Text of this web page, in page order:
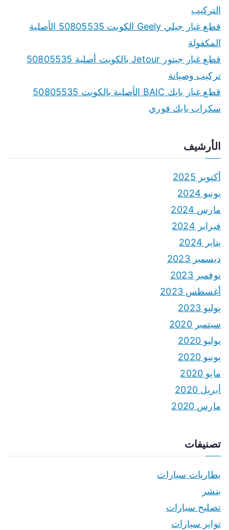
التركيب
قطع غيار جيلي Geely الكويت 50805535 الأصلية
المكفولة
قطع غيار جيتور Jetour بالكويت أصلية 50805535
تركيب وصيانة
قطع غيار بايك BAIC الأصلية بالكويت 50805535
سكراب بايك فوري
الأرشيف
أكتوبر 2025
يونيو 2024
مارس 2024
فبراير 2024
يناير 2024
ديسمبر 2023
نوفمبر 2023
أغسطس 2023
يوليو 2023
سبتمبر 2020
يوليو 2020
يونيو 2020
مايو 2020
أبريل 2020
مارس 2020
تصنيفات
بطاريات سيارات
بنشر
تصليح سيارات
تواير سيارات